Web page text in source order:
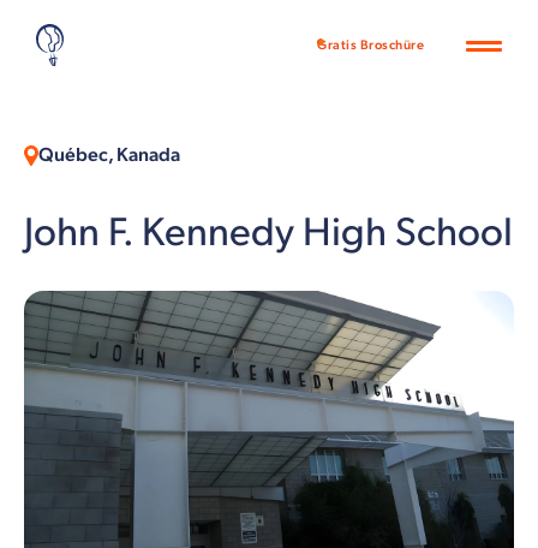
Gratis Broschüre
Québec, Kanada
John F. Kennedy High School